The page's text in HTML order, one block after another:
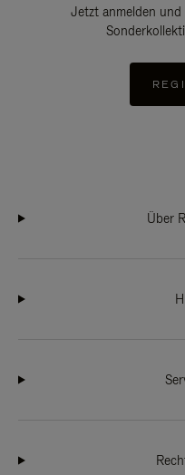
Jetzt anmelden
Über